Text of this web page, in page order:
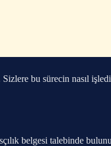
bu sürecin nasıl
belgesi talebinde